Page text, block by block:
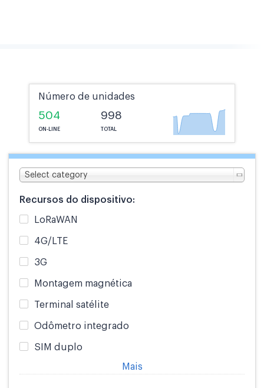
Número de unidades
504
ON-LINE
998
TOTAL
Select category
Recursos do dispositivo:
LoRaWAN
4G/LTE
3G
Montagem magnética
Terminal satélite
Odômetro integrado
SIM duplo
Mais